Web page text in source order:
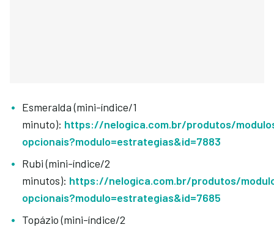
Esmeralda (mini-índice/1
minuto): https://nelogica.com.br/produtos/
opcionais?modulo=estrategias&id=7883
Rubi (mini-índice/2
minutos): https://nelogica.com.br/produtos/
opcionais?modulo=estrategias&id=7685
Topázio (mini-índice/2